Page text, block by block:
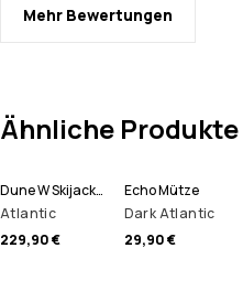
Mehr Bewertungen
Ähnliche Produkte
Dune W Skijacke Damen
Atlantic
229,90 €
Echo Mütze
Dark Atlantic
29,90 €